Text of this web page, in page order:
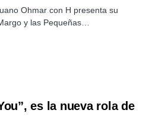
Ohmar con H presenta su
y las Pequeñas…
es la nueva rola de